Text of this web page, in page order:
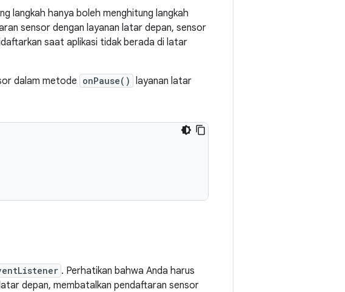
langkah hanya boleh menghitung langkah
sensor dengan layanan latar depan, sensor
saat aplikasi tidak berada di latar
dalam metode onPause() layanan latar
. Perhatikan bahwa Anda harus
depan, membatalkan pendaftaran sensor